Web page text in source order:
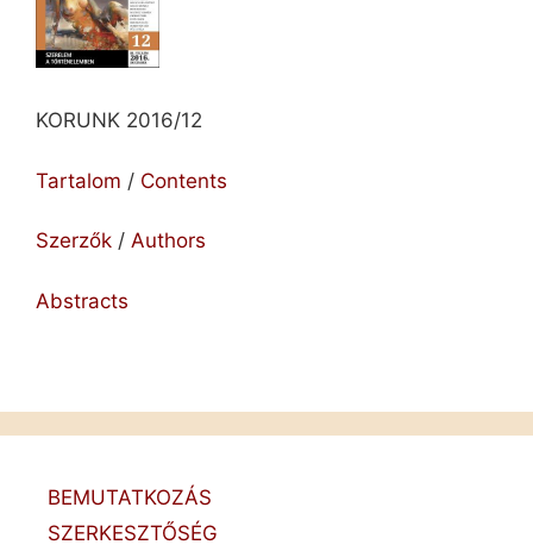
KORUNK 2016/12
Tartalom / Contents
Szerzők / Authors
Abstracts
BEMUTATKOZÁS
SZERKESZTŐSÉG